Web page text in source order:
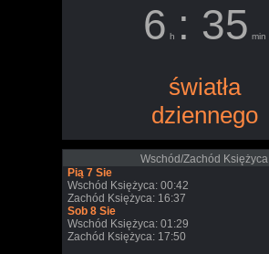
6 h : 35 min
światła
dziennego
Wschód/Zachód Księżyca
Pią 7 Sie
Wschód Księżyca: 00:42
Zachód Księżyca: 16:37
Sob 8 Sie
Wschód Księżyca: 01:29
Zachód Księżyca: 17:50